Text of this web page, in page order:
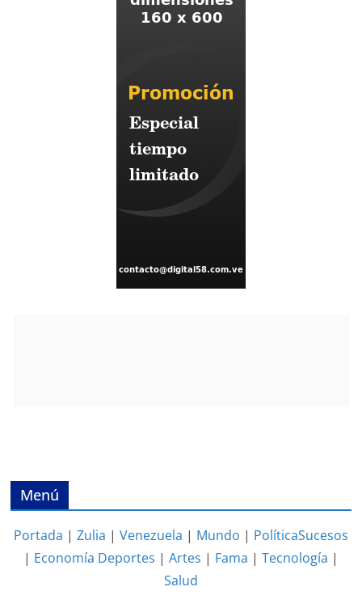
Menú
Portada | Zulia | Venezuela | Mundo | PolíticaSucesos
| Economía Deportes | Artes | Fama | Tecnología |
Salud